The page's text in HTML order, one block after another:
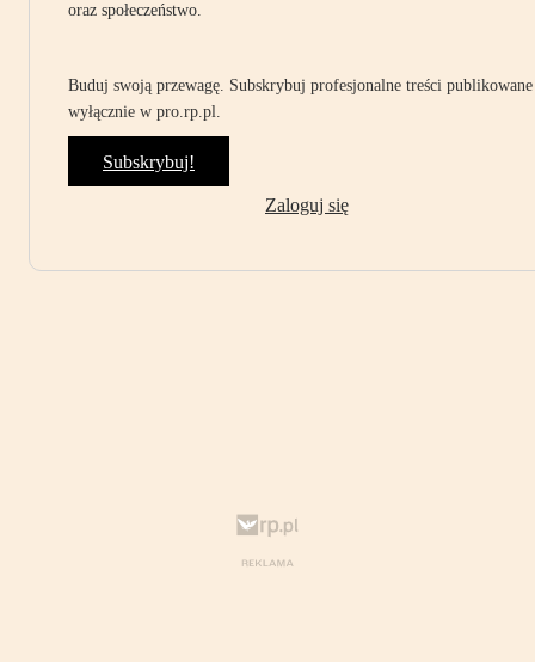
oraz społeczeństwo.
Buduj swoją przewagę. Subskrybuj profesjonalne treści publikowane
wyłącznie w pro.rp.pl.
Subskrybuj!
Zaloguj się